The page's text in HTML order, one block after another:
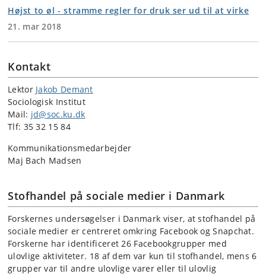
Højst to øl - stramme regler for druk ser ud til at virke
21. mar 2018
Kontakt
Lektor Jakob Demant
Sociologisk Institut
Mail: jd@soc.ku.dk
Tlf: 35 32 15 84
Kommunikationsmedarbejder
Maj Bach Madsen
Stofhandel på sociale medier i Danmark
Forskernes undersøgelser i Danmark viser, at stofhandel på
sociale medier er centreret omkring Facebook og Snapchat.
Forskerne har identificeret 26 Facebookgrupper med
ulovlige aktiviteter. 18 af dem var kun til stofhandel, mens 6
grupper var til andre ulovlige varer eller til ulovlig